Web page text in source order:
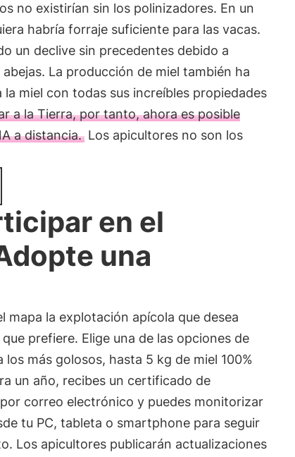
no existirían sin los polinizadores. En un
habría forraje suficiente para las vacas.
un declive sin precedentes debido a
La producción de miel también ha
la miel con todas sus increíbles propiedades
a la Tierra, por tanto, ahora es posible
a distancia.Los apicultores no son los
en el
una
mapa la explotación apícola que desea
que prefiere. Elige una de las opciones de
más golosos, hasta 5 kg de miel 100%
un año, recibes un certificado de
correo electrónico y puedes monitorizar
tu PC, tableta o smartphone para seguir
Los apicultores publicarán actualizaciones